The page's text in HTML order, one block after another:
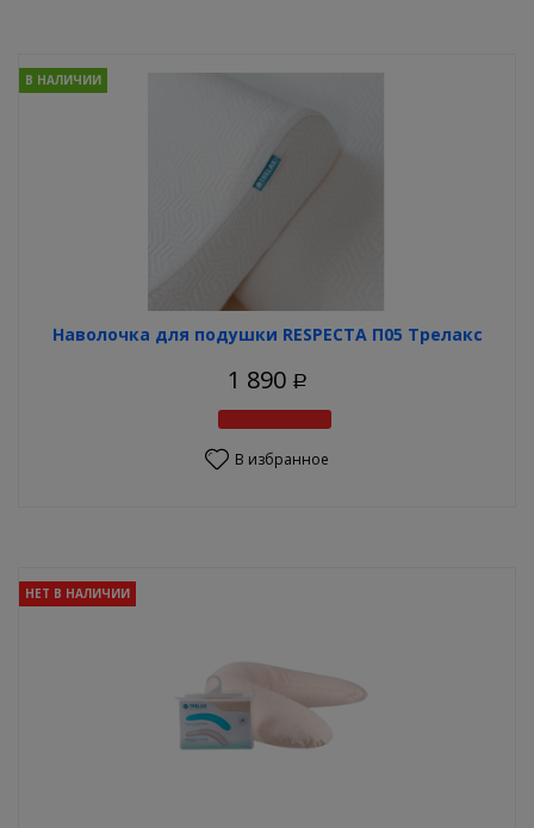
Наволочка для подушки RESPECTA П05 Трелакс
В НАЛИЧИИ
1 890 Р
В избранное
НЕТ В НАЛИЧИИ